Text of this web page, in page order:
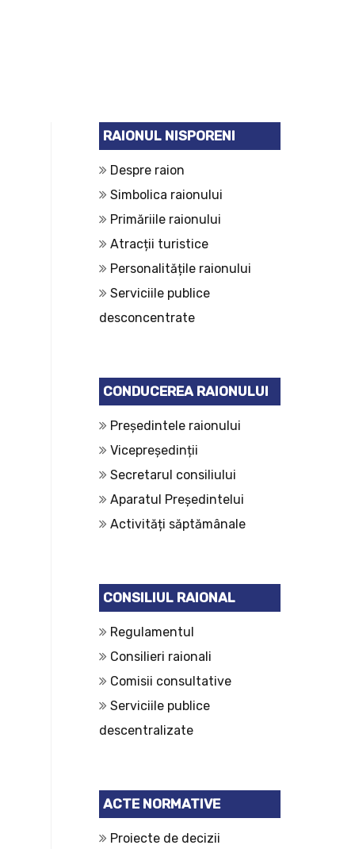
RAIONUL NISPORENI
Despre raion
Simbolica raionului
Primăriile raionului
Atracții turistice
Personalitățile raionului
Serviciile publice
desconcentrate
CONDUCEREA RAIONULUI
Președintele raionului
Vicepreședinții
Secretarul consiliului
Aparatul Președintelui
Activități săptămânale
CONSILIUL RAIONAL
Regulamentul
Consilieri raionali
Comisii consultative
Serviciile publice
descentralizate
ACTE NORMATIVE
Proiecte de decizii